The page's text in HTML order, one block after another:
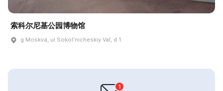
索科尔尼基公园博物馆
g Moskva, ul Sokolʹnicheskiy Val, d 1